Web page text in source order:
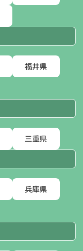
福井県
三重県
兵庫県